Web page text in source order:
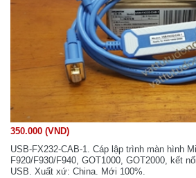
350.000 (VND)
USB-FX232-CAB-1. Cáp lập trình màn hình
F920/F930/F940, GOT1000, GOT2000, kết
USB. Xuất xứ: China. Mới 100%.